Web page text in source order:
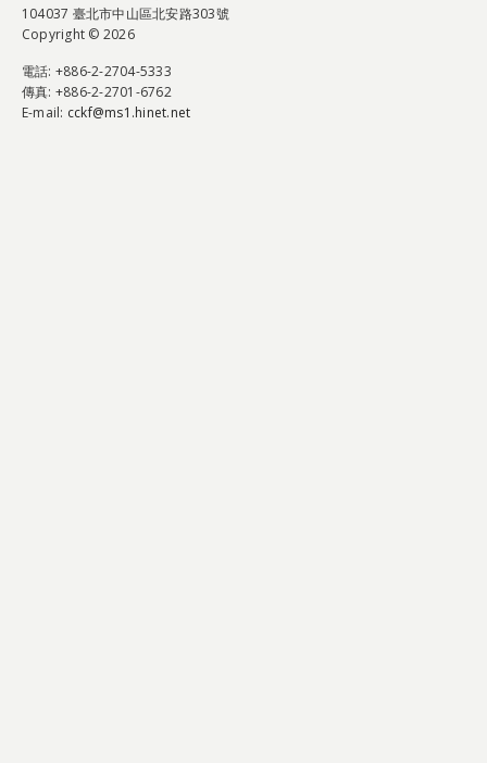
104037 臺北市中山區北安路303號
Copyright © 2026
電話: +886-2-2704-5333
傳真: +886-2-2701-6762
E-mail: cckf@ms1.hinet.net